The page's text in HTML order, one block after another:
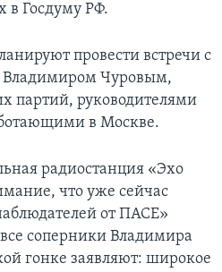
в Госдуму РФ.
провести встречи с
Владимиром Чуровым,
партий, руководителями
в Москве.
радиостанция «Эхо
что уже сейчас
от ПАСЕ»
соперники Владимира
гонке заявляют: широкое